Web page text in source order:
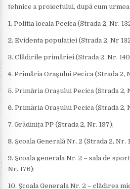
tehnice a proiectului, după cum
1. Politia locala Pecica (Strada 2, Nr.
2. Evidenta populației (Strada 2, Nr
3. Clădirile primăriei (Strada 2, Nr. 140
4. Primăria Orașului Pecica (Strada 2,
5. Primăria Orașului Pecica (Strada 2,
6. Primăria Orașului Pecica (Strada 2,
7. Grădinița PP (Strada 2, Nr. 197);
8. Școala Generală Nr. 2 (Strada 2, Nr.
9. Școala generala Nr. 2 – sala de
Nr. 176);
10. Școala Generala Nr. 2 – clădirea